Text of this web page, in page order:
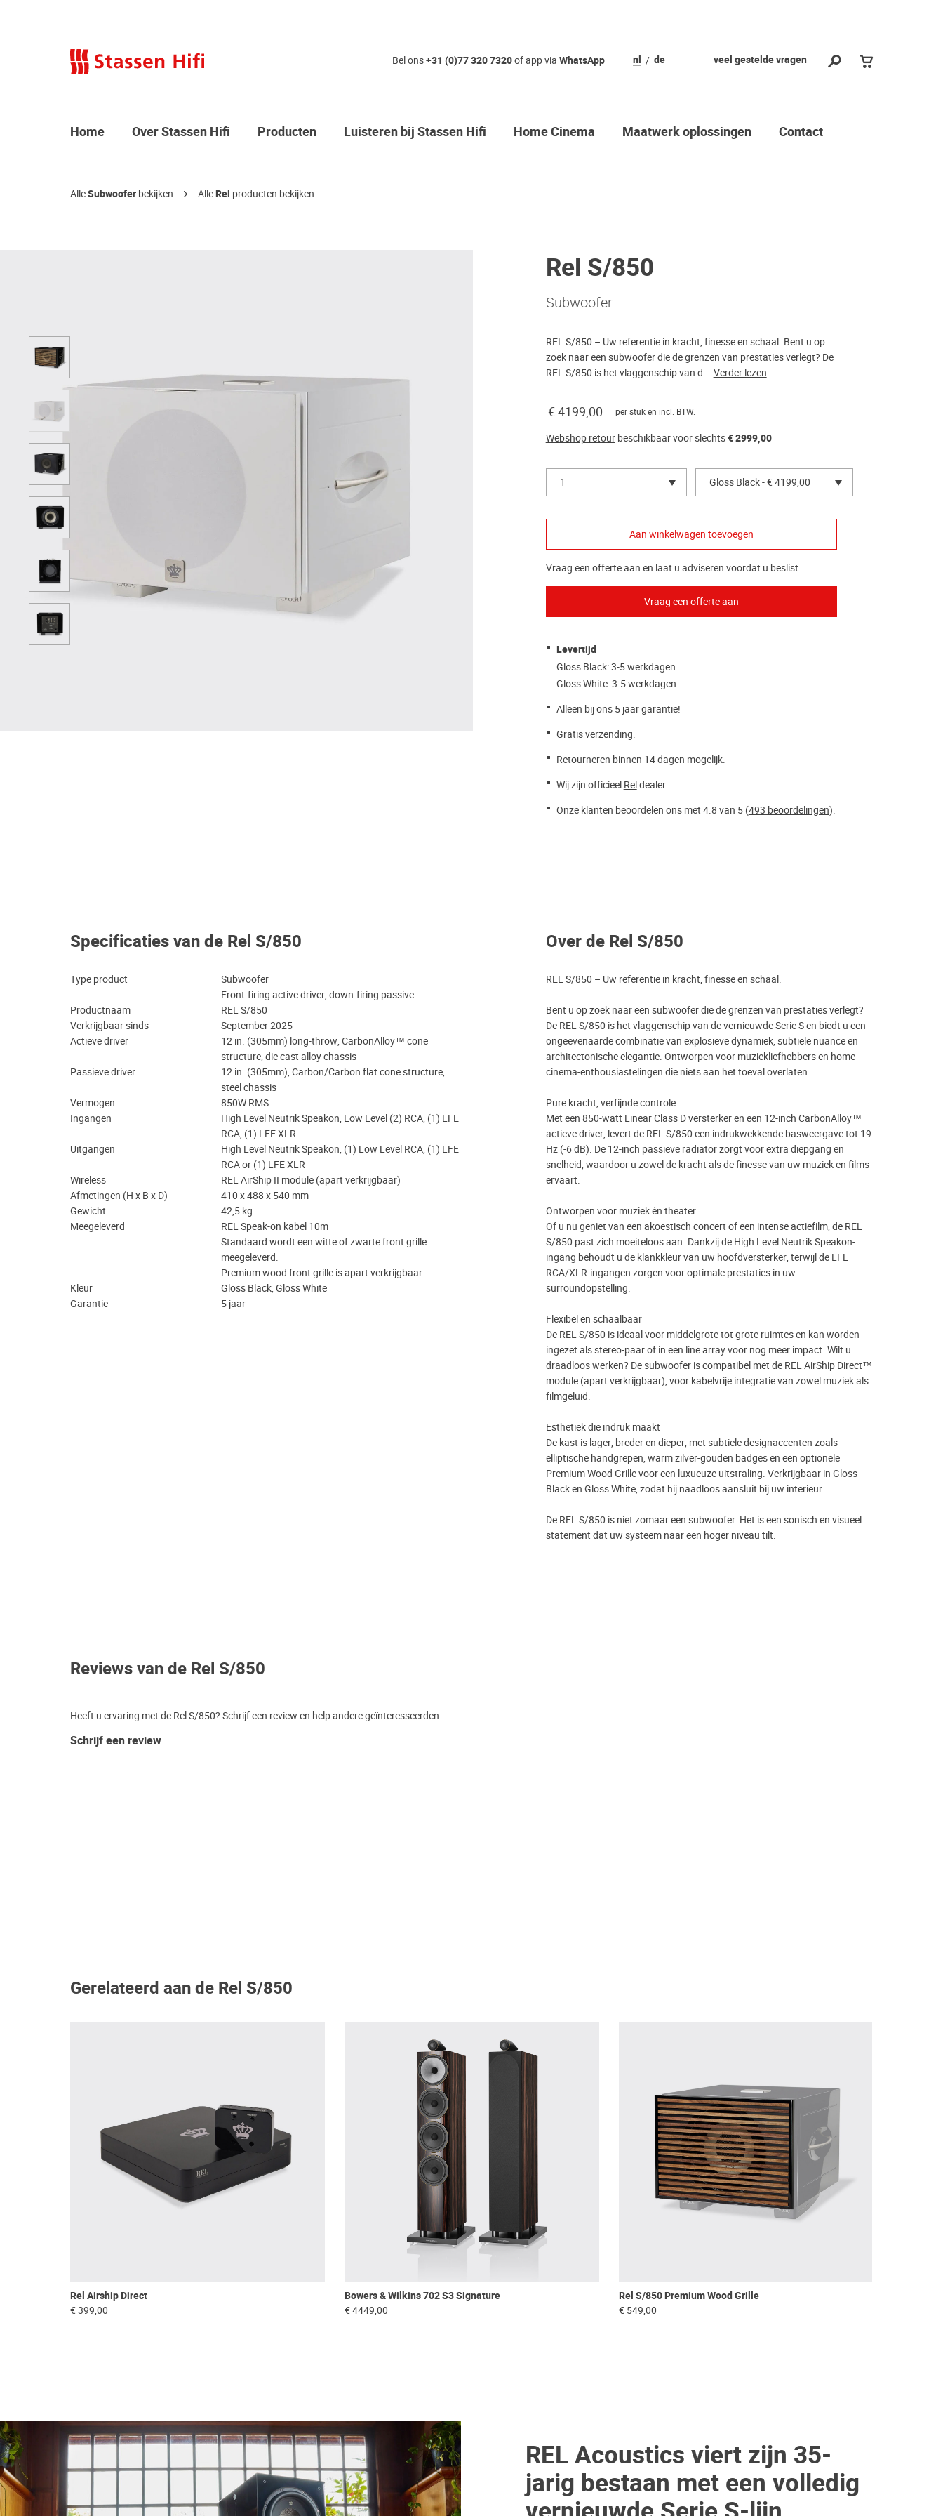
veel gestelde vragen
nl de
Bel ons+31 (0)77 320 7320of app via WhatsApp
Home Over Stassen Hifi Producten Luisteren bij Stassen Hifi Home Cinema Maatwerk oplossingen Contact
AlleSubwoofer bekijken AlleRel producten bekijken.
Rel S/850
Subwoofer
REL S/850 – Uw referentie in kracht, finesse en schaal. Bent u op
zoek naar een subwoofer die de grenzen van prestaties verlegt? De
REL S/850 is het vlaggenschip van d... Verder lezen
€ 4199,00 per stuk en incl. BTW.
Webshop retourbeschikbaar voor slechts€ 2999,00
1 Gloss Black - € 4199,00
Vraag een offerte aan en laat u adviseren voordat u beslist.
Levertijd
Gloss Black: 3-5 werkdagen
Gloss White: 3-5 werkdagen
Alleen bij ons 5 jaar garantie!
Gratis verzending.
Retourneren binnen 14 dagen mogelijk.
Wij zijn officieel Reldealer.
Onze klanten beoordelen ons met 4.8 van 5 (493 beoordelingen).
Specificaties van de Rel S/850
Type product
Subwoofer
Front-firing active driver, down-firing passive
Productnaam
REL S/850
Verkrijgbaar sinds
September 2025
Actieve driver
12 in. (305mm) long-throw, CarbonAlloy™ cone
structure, die cast alloy chassis
Passieve driver
12 in. (305mm), Carbon/Carbon flat cone structure,
steel chassis
Vermogen
850W RMS
Ingangen
High Level Neutrik Speakon, Low Level (2) RCA, (1) LFE
RCA, (1) LFE XLR
Uitgangen
High Level Neutrik Speakon, (1) Low Level RCA, (1) LFE
RCA or (1) LFE XLR
Wireless
REL AirShip II module (apart verkrijgbaar)
Afmetingen (H x B x D)
410 x 488 x 540 mm
Gewicht
42,5 kg
Meegeleverd
REL Speak-on kabel 10m
Standaard wordt een witte of zwarte front grille
meegeleverd.
Premium wood front grille is apart verkrijgbaar
Kleur
Gloss Black, Gloss White
Garantie
5 jaar
Over de Rel S/850
REL S/850 – Uw referentie in kracht, finesse en schaal.
Bent u op zoek naar een subwoofer die de grenzen van prestaties verlegt?
De REL S/850 is het vlaggenschip van de vernieuwde Serie S en biedt u een
ongeëvenaarde combinatie van explosieve dynamiek, subtiele nuance en
architectonische elegantie. Ontworpen voor muziekliefhebbers en home
cinema-enthousiastelingen die niets aan het toeval overlaten.
Pure kracht, verfijnde controle
Met een 850-watt Linear Class D versterker en een 12-inch CarbonAlloy™
actieve driver, levert de REL S/850 een indrukwekkende basweergave tot 19
Hz (-6 dB). De 12-inch passieve radiator zorgt voor extra diepgang en
snelheid, waardoor u zowel de kracht als de finesse van uw muziek en films
ervaart.
Ontworpen voor muziek én theater
Of u nu geniet van een akoestisch concert of een intense actiefilm, de REL
S/850 past zich moeiteloos aan. Dankzij de High Level Neutrik Speakon-
ingang behoudt u de klankkleur van uw hoofdversterker, terwijl de LFE
RCA/XLR-ingangen zorgen voor optimale prestaties in uw
surroundopstelling.
Flexibel en schaalbaar
De REL S/850 is ideaal voor middelgrote tot grote ruimtes en kan worden
ingezet als stereo-paar of in een line array voor nog meer impact. Wilt u
draadloos werken? De subwoofer is compatibel met de REL AirShip Direct™
module (apart verkrijgbaar), voor kabelvrije integratie van zowel muziek als
filmgeluid.
Esthetiek die indruk maakt
De kast is lager, breder en dieper, met subtiele designaccenten zoals
elliptische handgrepen, warm zilver-gouden badges en een optionele
Premium Wood Grille voor een luxueuze uitstraling. Verkrijgbaar in Gloss
Black en Gloss White, zodat hij naadloos aansluit bij uw interieur.
De REL S/850 is niet zomaar een subwoofer. Het is een sonisch en visueel
statement dat uw systeem naar een hoger niveau tilt.
Reviews van de Rel S/850
Heeft u ervaring met de Rel S/850? Schrijf een review en help andere geïnteresseerden.
Schrijf een review
Gerelateerd aan de Rel S/850
Rel Airship Direct
€ 399,00
Bowers & Wilkins 702 S3 Signature
€ 4449,00
Rel S/850 Premium Wood Grille
€ 549,00
REL Acoustics viert zijn 35-
jarig bestaan met een volledig